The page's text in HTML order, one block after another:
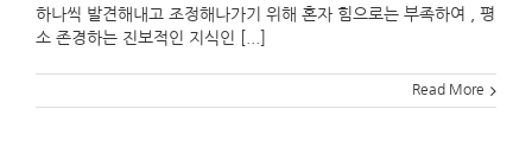
하나씩 발견해내고 조정해나가기 위해 혼자 힘으로는 부족하여 , 평
소 존경하는 진보적인 지식인 [...]
Read More